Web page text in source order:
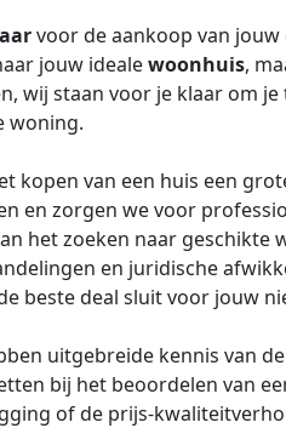
voor de aankoop van
jouw idealewoonhuis,
wij staan voor je klaar om
woning.
kopen van een huis een
en zorgen we voor
het zoeken naar geschikte
en juridische
beste deal sluit voor jouw
uitgebreide kennis van
bij het beoordelen van
of de prijs-